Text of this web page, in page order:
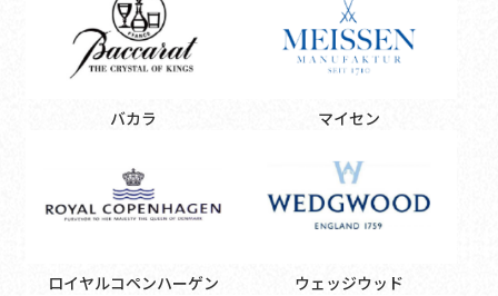
バカラ マイセン
ロイヤルコペンハーゲン ウェッジウッド